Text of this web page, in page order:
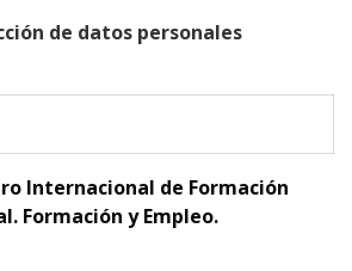
de datos personales
Internacional de Formación
Formación y Empleo.